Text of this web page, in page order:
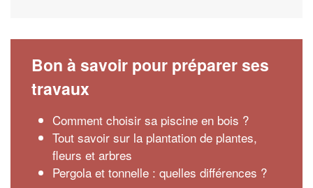
Bon à savoir pour préparer ses
travaux
Comment choisir sa piscine en bois ?
Tout savoir sur la plantation de plantes,
fleurs et arbres
Pergola et tonnelle : quelles différences ?